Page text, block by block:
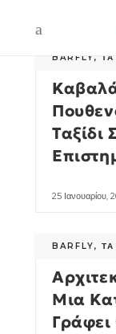
BARFLY ,
Ταξίδι
25 Ιανουαρίου,
BARFLY,
Μια